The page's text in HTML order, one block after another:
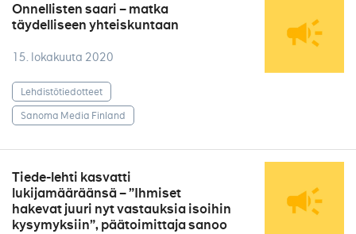
Onnellisten saari – matka
täydelliseen yhteiskuntaan
15. lokakuuta 2020
Lehdistötiedotteet
Sanoma Media Finland
Tiede-lehti kasvatti
lukijamääräänsä – ”Ihmiset
hakevat juuri nyt vastauksia isoihin
kysymyksiin”, päätoimittaja sanoo